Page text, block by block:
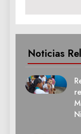
Noticias